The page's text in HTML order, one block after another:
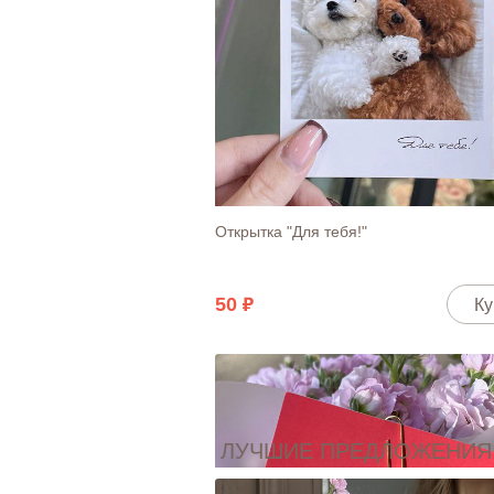
Открытка "Для тебя!"
50
ЛУЧШИЕ ПРЕДЛОЖЕНИЯ